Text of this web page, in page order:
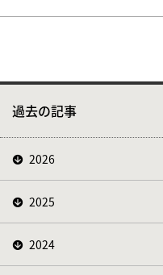
過去の記事
2026
2025
2024